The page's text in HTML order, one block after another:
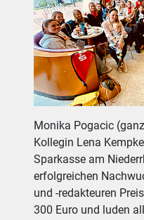
Monika Pogacic
Kollegin Lena
Sparkasse am
erfolgreichen
und -redakteuren
300 Euro und luden